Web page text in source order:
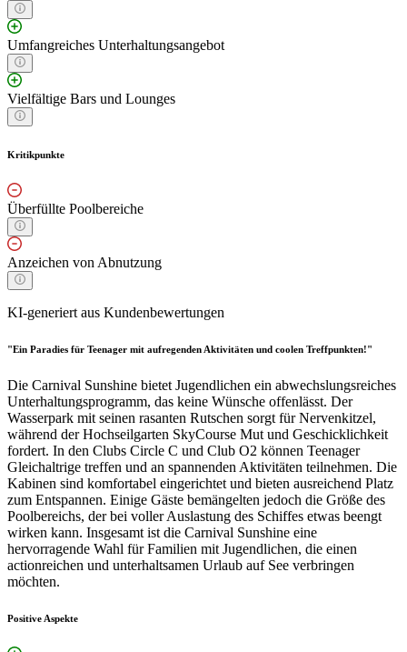
Umfangreiches Unterhaltungsangebot
Vielfältige Bars und Lounges
Kritikpunkte
Überfüllte Poolbereiche
Anzeichen von Abnutzung
KI-generiert aus Kundenbewertungen
"Ein Paradies für Teenager mit aufregenden Aktivitäten und coolen Treffpunkten!"
Die Carnival Sunshine bietet Jugendlichen ein abwechslungsreiches
Unterhaltungsprogramm, das keine Wünsche offenlässt. Der
Wasserpark mit seinen rasanten Rutschen sorgt für Nervenkitzel,
während der Hochseilgarten SkyCourse Mut und Geschicklichkeit
fordert. In den Clubs Circle C und Club O2 können Teenager
Gleichaltrige treffen und an spannenden Aktivitäten teilnehmen. Die
Kabinen sind komfortabel eingerichtet und bieten ausreichend Platz
zum Entspannen. Einige Gäste bemängelten jedoch die Größe des
Poolbereichs, der bei voller Auslastung des Schiffes etwas beengt
wirken kann. Insgesamt ist die Carnival Sunshine eine
hervorragende Wahl für Familien mit Jugendlichen, die einen
actionreichen und unterhaltsamen Urlaub auf See verbringen
möchten.
Positive Aspekte